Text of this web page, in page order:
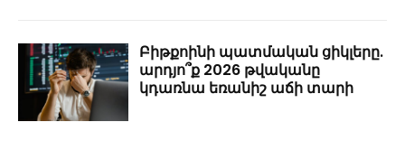
Բիթքոինի պատմական ցիկլերը.
արդյո՞ք 2026 թվականը
կդառնա եռանիշ աճի տարի